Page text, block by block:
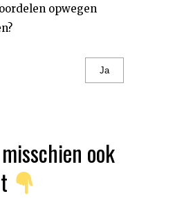
opwegen
Ja
ook